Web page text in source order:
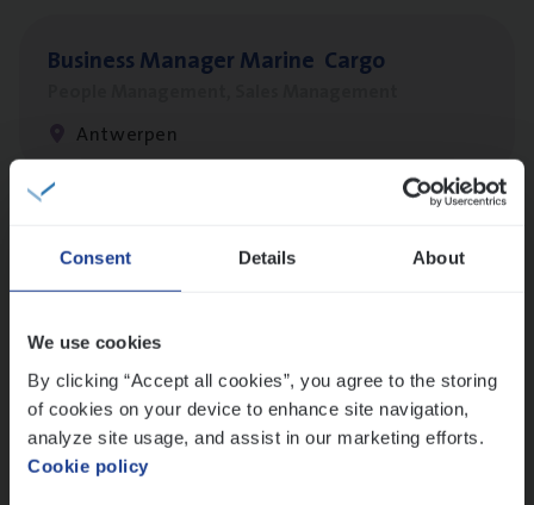
Consent Details About
We use cookies
By clicking “Accept all cookies”, you agree to the storing
of cookies on your device to enhance site navigation,
analyze site usage, and assist in our marketing efforts.
Cookie policy
Busi­ness Mana­ger Mari­ne Cargo
Antwerpen
Client Exe­cu­ti­ve Marine
Dos­sier­be­heer­der Pro­per­ty verzekeringen
Insurance Operations